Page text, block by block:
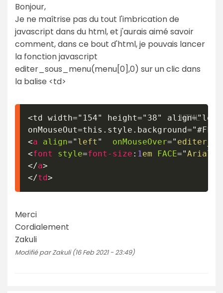
Bonjour,
Je ne maîtrise pas du tout l'imbrication de
javascript dans du html, et j'aurais aimé savoir
comment, dans ce bout d'html, je pouvais lancer
la fonction javascript
editer_sous_menu(menu[0],0) sur un clic dans
la balise <td>
<td width="154" height="38" align="left"
<a align=" left " onMouseOver="
<font style=font-size : 1 em FACE="Arial
</a>
</td>
Merci
Cordialement
Zakuli
Modifié par Zakuli (16 Feb 2021 - 23:49)